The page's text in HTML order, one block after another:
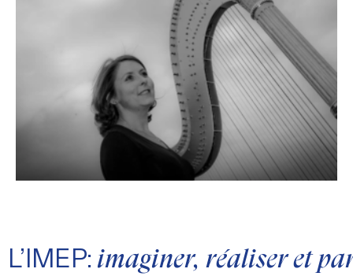
L’IMEP: imaginer, réaliser et